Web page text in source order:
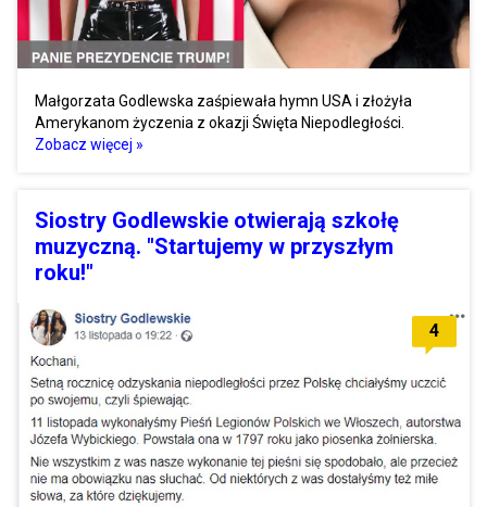
Małgorzata Godlewska zaśpiewała hymn USA i złożyła
Amerykanom życzenia z okazji Święta Niepodległości.
Zobacz więcej »
Siostry Godlewskie otwierają szkołę
muzyczną. "Startujemy w przyszłym
roku!"
4